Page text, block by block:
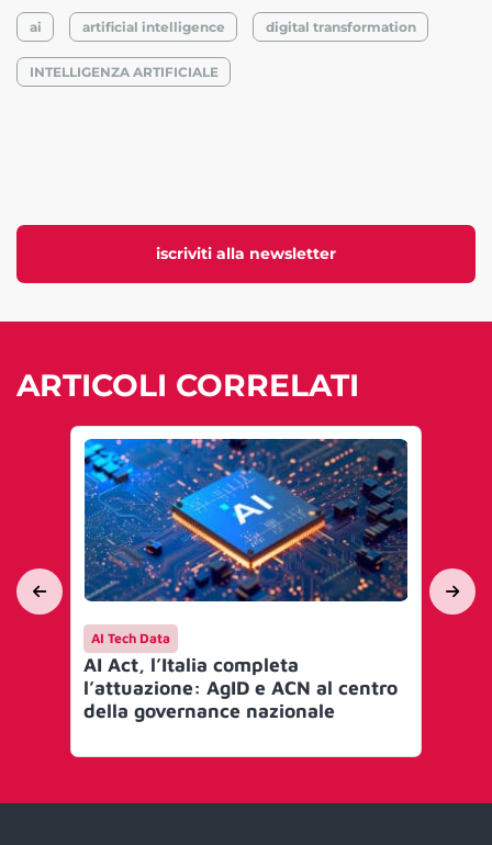
iscriviti alla newsletter
ai artificial intelligence digital transformation
INTELLIGENZA ARTIFICIALE
ARTICOLI CORRELATI
AI Tech Data
AI Act, l’Italia completa
l’attuazione: AgID e ACN al centro
della governance nazionale